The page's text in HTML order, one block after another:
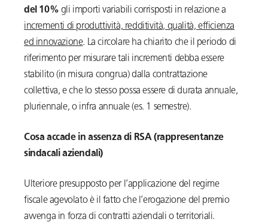
del 10% gli importi variabili corrisposti in relazione a
incrementi di produttività, redditività, qualità, efficienza
ed innovazione. La circolare ha chiarito che il periodo di
riferimento per misurare tali incrementi debba essere
stabilito (in misura congrua) dalla contrattazione
collettiva, e che lo stesso possa essere di durata annuale,
pluriennale, o infra annuale (es. 1 semestre).
Cosa accade in assenza di RSA (rappresentanze
sindacali aziendali)
Ulteriore presupposto per l’applicazione del regime
fiscale agevolato è il fatto che l’erogazione del premio
avvenga in forza di contratti aziendali o territoriali.